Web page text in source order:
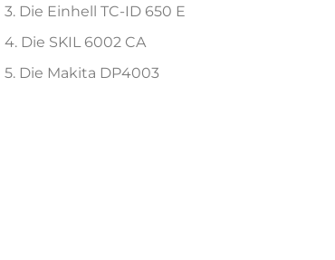
3. Die Einhell TC-ID 650 E
4. Die SKIL 6002 CA
5. Die Makita DP4003